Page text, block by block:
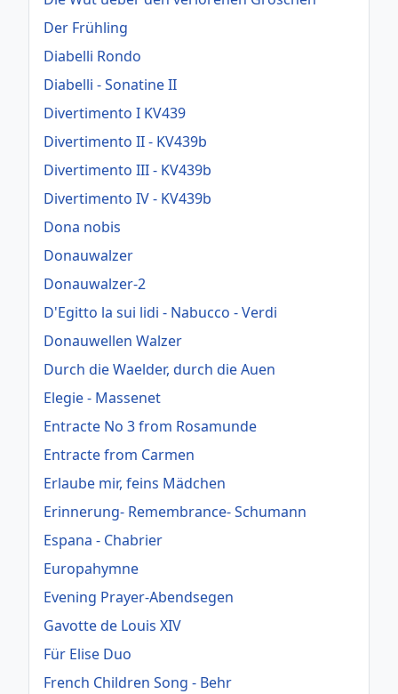
Der Frühling
Diabelli Rondo
Diabelli - Sonatine II
Divertimento I KV439
Divertimento II - KV439b
Divertimento III - KV439b
Divertimento IV - KV439b
Dona nobis
Donauwalzer
Donauwalzer-2
D'Egitto la sui lidi - Nabucco - Verdi
Donauwellen Walzer
Durch die Waelder, durch die Auen
Elegie - Massenet
Entracte No 3 from Rosamunde
Entracte from Carmen
Erlaube mir, feins Mädchen
Erinnerung- Remembrance- Schumann
Espana - Chabrier
Europahymne
Evening Prayer-Abendsegen
Gavotte de Louis XIV
Für Elise Duo
French Children Song - Behr